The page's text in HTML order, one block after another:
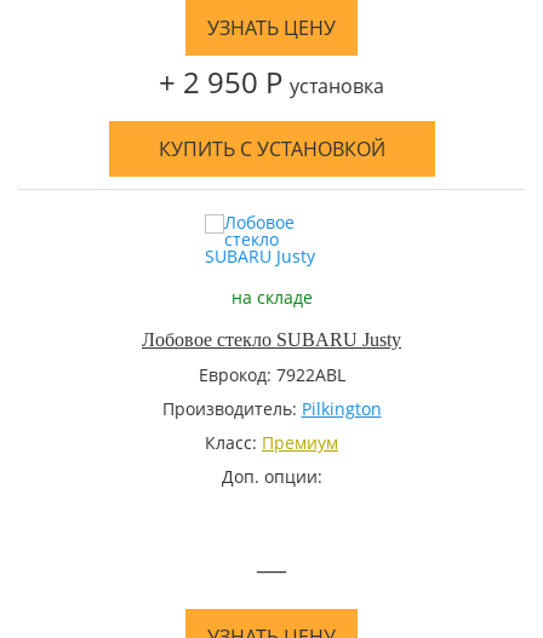
УЗНАТЬ ЦЕНУ
+ 2 950 Р установка
КУПИТЬ С УСТАНОВКОЙ
на складе
Лобовое стекло SUBARU Justy
Еврокод: 7922ABL
Производитель: Pilkington
Класс: Премиум
Доп. опции:
—